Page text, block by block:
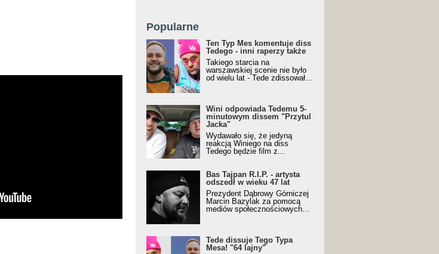
Popularne
Ten Typ Mes komentuje diss
Tedego - inni raperzy także
Takiego starcia na
warszawskiej scenie nie było
od wielu lat - Tede zdissował...
Wini odpowiada Tedemu 5-
minutowym dissem "Przytul
Jacka"
Wydawało się, że jedyną
reakcją Winiego na diss
Tedego będzie film z...
Bas Tajpan R.I.P. - artysta
odszedł w wieku 47 lat
Prezydent Dąbrowy Górniczej
Marcin Bazylak za pomocą
mediów społecznościowych...
Tede dissuje Tego Typa
Mesa! "64 lajny"